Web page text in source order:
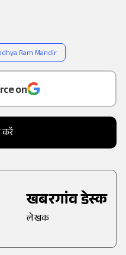
as a
on
करें
खबरगांव डेस्क
लेखक
Ram Mandir